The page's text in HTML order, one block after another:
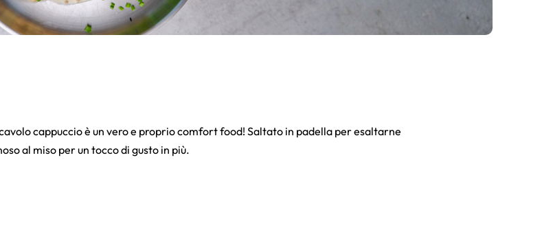
cappuccio è un vero e proprio comfort food! Saltato in padella per esaltarne
al miso per un tocco di gusto in più.